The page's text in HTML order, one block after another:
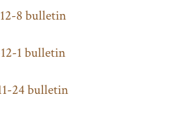
8 bulletin
1 bulletin
24 bulletin